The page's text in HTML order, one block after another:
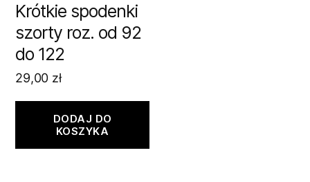
Krótkie spodenki
szorty roz. od 92
do 122
29,00 zł
DODAJ DO
KOSZYKA